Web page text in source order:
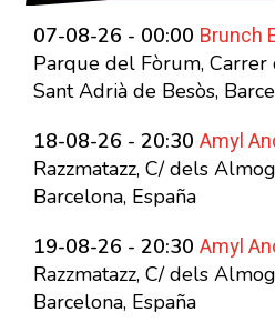
07-08-26 - 00:00 Brunch
Parque del Fòrum,
Sant Adrià de Besòs,
18-08-26 - 20:30 Amyl
Razzmatazz, C/ dels
Barcelona, España
19-08-26 - 20:30 Amyl
Razzmatazz, C/ dels
Barcelona, España